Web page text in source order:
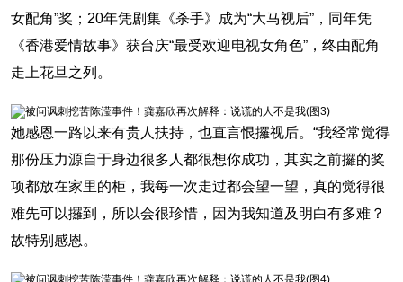
女配角”奖；20年凭剧集《杀手》成为“大马视后”，同年凭
《香港爱情故事》获台庆“最受欢迎电视女角色”，终由配角
走上花旦之列。
她感恩一路以来有贵人扶持，也直言恨攞视后。“我经常觉得
那份压力源自于身边很多人都很想你成功，其实之前攞的奖
项都放在家里的柜，我每一次走过都会望一望，真的觉得很
难先可以攞到，所以会很珍惜，因为我知道及明白有多难？
故特别感恩。